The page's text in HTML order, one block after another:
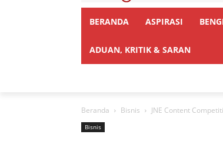
BERANDA ASPIRASI
ADUAN, KRITIK & SARAN
Beranda Bisnis JNE Content
Bisnis